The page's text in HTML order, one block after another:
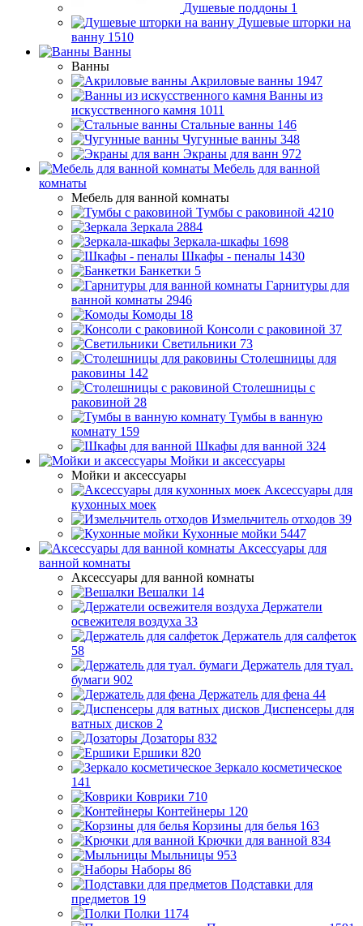
Душевые поддоны 1
Душевые шторки на
ванну 1510
Ванны
Ванны
Акриловые ванны 1947
Ванны из
искусственного камня 1011
Стальные ванны 146
Чугунные ванны 348
Экраны для ванн 972
Мебель для ванной
комнаты
Мебель для ванной комнаты
Тумбы с раковиной 4210
Зеркала 2884
Зеркала-шкафы 1698
Шкафы - пеналы 1430
Банкетки 5
Гарнитуры для
ванной комнаты 2946
Комоды 18
Консоли с раковиной 37
Светильники 73
Столешницы для
раковины 142
Столешницы с
раковиной 28
Тумбы в ванную
комнату 159
Шкафы для ванной 324
Мойки и аксессуары
Мойки и аксессуары
Аксессуары для
кухонных моек
Измельчитель отходов 39
Кухонные мойки 5447
Аксессуары для
ванной комнаты
Аксессуары для ванной комнаты
Вешалки 14
Держатели
освежителя воздуха 33
Держатель для салфеток
58
Держатель для туал.
бумаги 902
Держатель для фена 44
Диспенсеры для
ватных дисков 2
Дозаторы 832
Ершики 820
Зеркало косметическое
141
Коврики 710
Контейнеры 120
Корзины для белья 163
Крючки для ванной 834
Мыльницы 953
Наборы 86
Подставки для
предметов 19
Полки 1174